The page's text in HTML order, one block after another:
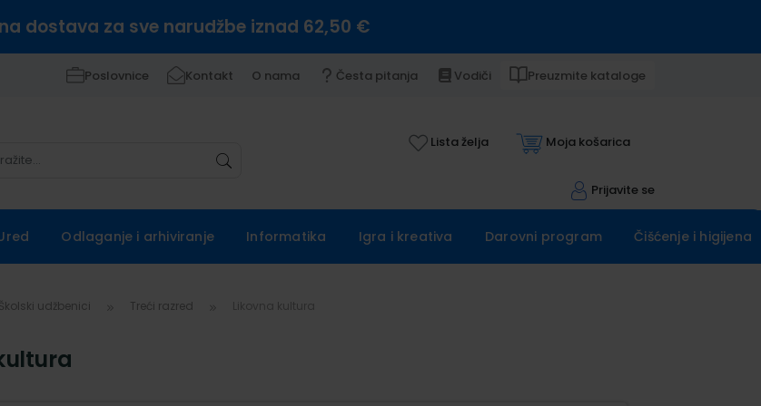
dostava za sve narudžbe iznad 62,50 €
Poslovnice Kontakt O nama Česta pitanja Vodiči Preuzmite kataloge
Lista želja Moja košarica
Prijavite se
Odlaganje i arhiviranje Informatika Igra i kreativa Darovni program Čišćenje i higijena
Školski udžbenici Treći razred